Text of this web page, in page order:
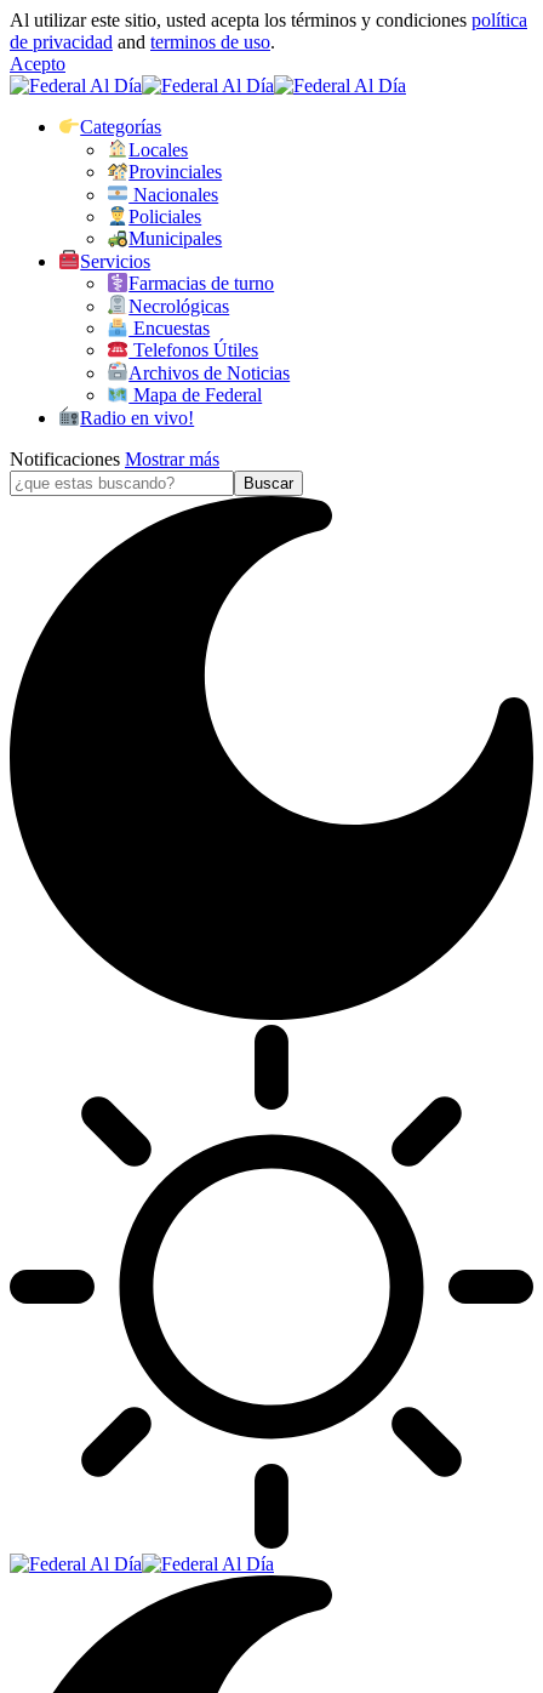
Al utilizar este sitio, usted acepta los términos y condiciones política
de privacidad and terminos de uso.
Acepto
Categorías
Locales
Provinciales
Nacionales
Policiales
Municipales
Servicios
Farmacias de turno
Necrológicas
Encuestas
Telefonos Útiles
Archivos de Noticias
Mapa de Federal
Radio en vivo!
Notificaciones Mostrar más